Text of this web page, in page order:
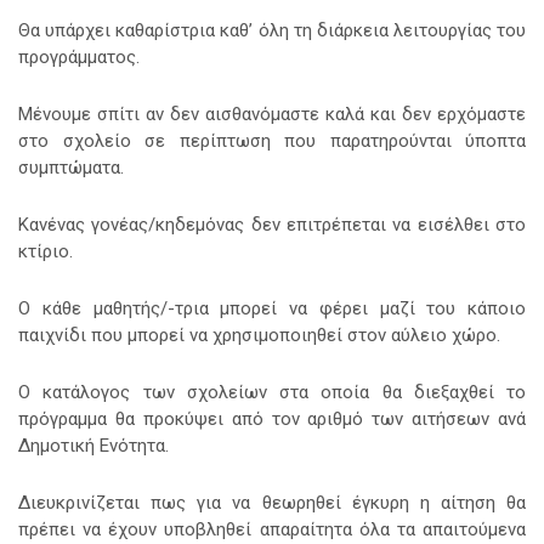
Θα υπάρχει καθαρίστρια καθ’ όλη τη διάρκεια λειτουργίας του
προγράμματος.
Μένουμε σπίτι αν δεν αισθανόμαστε καλά και δεν ερχόμαστε
στο σχολείο σε περίπτωση που παρατηρούνται ύποπτα
συμπτώματα.
Κανένας γονέας/κηδεμόνας δεν επιτρέπεται να εισέλθει στο
κτίριο.
Ο κάθε μαθητής/-τρια μπορεί να φέρει μαζί του κάποιο
παιχνίδι που μπορεί να χρησιμοποιηθεί στον αύλειο χώρο.
Ο κατάλογος των σχολείων στα οποία θα διεξαχθεί το
πρόγραμμα θα προκύψει από τον αριθμό των αιτήσεων ανά
Δημοτική Ενότητα.
Διευκρινίζεται πως για να θεωρηθεί έγκυρη η αίτηση θα
πρέπει να έχουν υποβληθεί απαραίτητα όλα τα απαιτούμενα